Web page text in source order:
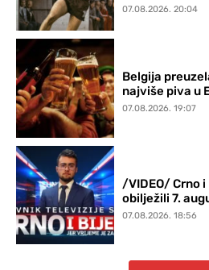
07.08.2026. 20:04
Belgija
najviše piva u
07.08.2026. 19:07
/VIDEO/ Crno
obilježili 7.
07.08.2026. 18:56